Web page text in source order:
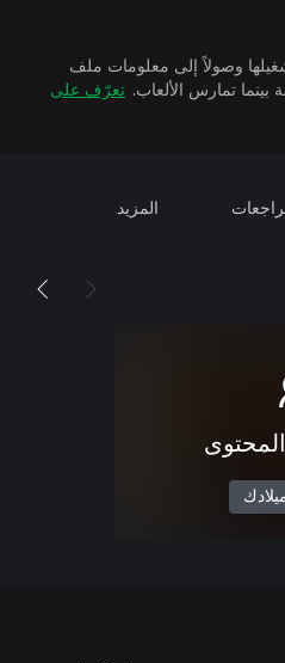
وصولاً إلى معلومات ملف
تعرّف على
المزيد